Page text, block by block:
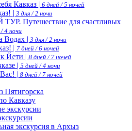
Кавказ | 6 дней / 5 ночей
| 3 дня / 2 ночи
Путешествие для счастливых
4 ночи
Водах | 3 дня / 2 ночи
| 7 дней / 6 ночей
Йети | 8 дней / 7 ночей
| 5 дней / 4 ночи
| 8 дней / 7 ночей
Пятигорска
Кавказу
экскурсии
экскурсия в Архыз